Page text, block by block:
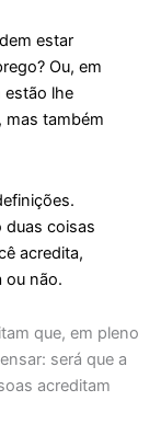
estar
Ou, em
estão lhe
mas também
duas coisas
acredita,
ou não.
que, em pleno
será que a
acreditam